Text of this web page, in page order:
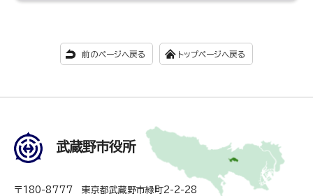
前のページへ戻る トップページへ戻る
武蔵野市役所
〒180-8777 東京都武蔵野市緑町2-2-28